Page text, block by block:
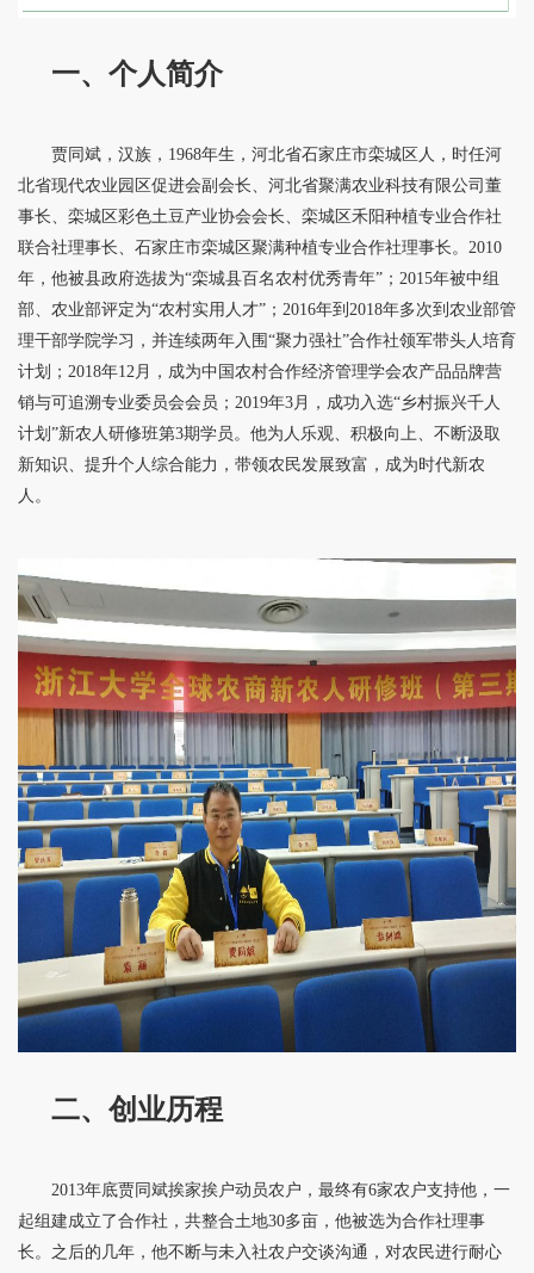
一、个人简介
贾同斌，汉族，1968年生，河北省石家庄市栾城区人，时任河
北省现代农业园区促进会副会长、河北省聚满农业科技有限公司董
事长、栾城区彩色土豆产业协会会长、栾城区禾阳种植专业合作社
联合社理事长、石家庄市栾城区聚满种植专业合作社理事长。2010
年，他被县政府选拔为“栾城县百名农村优秀青年”；2015年被中组
部、农业部评定为“农村实用人才”；2016年到2018年多次到农业部管
理干部学院学习，并连续两年入围“聚力强社”合作社领军带头人培育
计划；2018年12月，成为中国农村合作经济管理学会农产品品牌营
销与可追溯专业委员会会员；2019年3月，成功入选“乡村振兴千人
计划”新农人研修班第3期学员。他为人乐观、积极向上、不断汲取
新知识、提升个人综合能力，带领农民发展致富，成为时代新农
人。
二、创业历程
2013年底贾同斌挨家挨户动员农户，最终有6家农户支持他，一
起组建成立了合作社，共整合土地30多亩，他被选为合作社理事
长。之后的几年，他不断与未入社农户交谈沟通，对农民进行耐心